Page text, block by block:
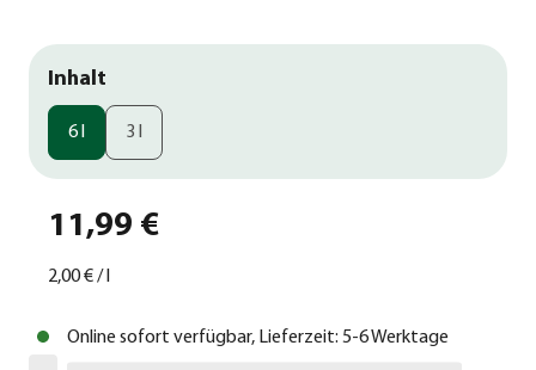
Inhalt
6 l 3 l
11,99 €
2,00 €/l
Online sofort verfügbar, Lieferzeit: 5-6 Werktage